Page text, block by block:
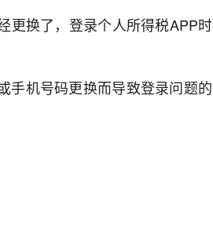
更换了，登录个人所得税APP时
手机号码更换而导致登录问题的